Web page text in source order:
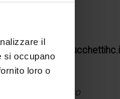
il
si occupano
loro o
a
e di un dispositivo